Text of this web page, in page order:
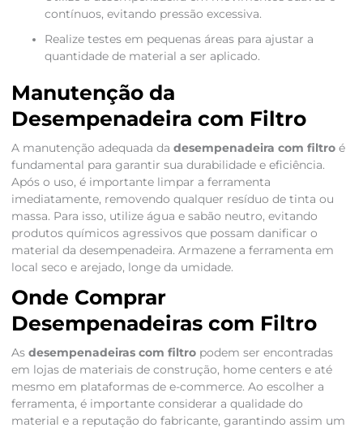
contínuos, evitando pressão excessiva.
Realize testes em pequenas áreas para ajustar a
quantidade de material a ser aplicado.
Manutenção da
Desempenadeira com Filtro
A manutenção adequada da desempenadeira com filtroé
fundamental para garantir sua durabilidade e eficiência.
Após o uso, é importante limpar a ferramenta
imediatamente, removendo qualquer resíduo de tinta ou
massa. Para isso, utilize água e sabão neutro, evitando
produtos químicos agressivos que possam danificar o
material da desempenadeira. Armazene a ferramenta em
local seco e arejado, longe da umidade.
Onde Comprar
Desempenadeiras com Filtro
As desempenadeiras com filtropodem ser encontradas
em lojas de materiais de construção, home centers e até
mesmo em plataformas de e-commerce. Ao escolher a
ferramenta, é importante considerar a qualidade do
material e a reputação do fabricante, garantindo assim um